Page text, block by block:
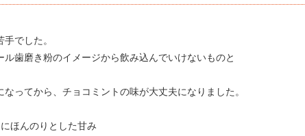
でした。
歯磨き粉のイメージから飲み込んでいけないものと
ってから、チョコミントの味が大丈夫になりました。
ほんのりとした甘み